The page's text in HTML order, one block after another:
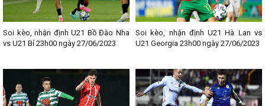
Soi kèo, nhận định U21 Bồ Đào Nha
vs U21 Bỉ 23h00 ngày 27/06/2023
Soi kèo, nhận định U21 Hà Lan vs
U21 Georgia 23h00 ngày 27/06/2023